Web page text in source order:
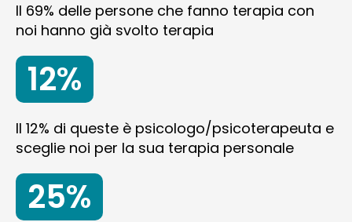
Il 69% delle persone che fanno terapia con
noi hanno già svolto terapia
12%
Il 12% di queste è psicologo/psicoterapeuta e
sceglie noi per la sua terapia personale
25%